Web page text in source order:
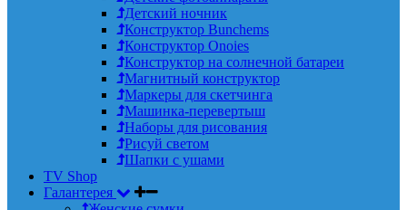
Детский ночник
Конструктор Bunchems
Конструктор Onoies
Конструктор на солнечной батареи
Магнитный конструктор
Маркеры для скетчинга
Машинка-перевертыш
Наборы для рисования
Рисуй светом
Шапки с ушами
TV Shop
Галантерея